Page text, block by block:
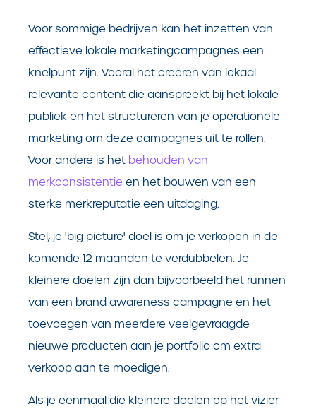
Voor sommige bedrijven kan het inzetten van
effectieve lokale marketingcampagnes een
knelpunt zijn. Vooral het creëren van lokaal
relevante content die aanspreekt bij het lokale
publiek en het structureren van je operationele
marketing om deze campagnes uit te rollen.
Voor andere is het behouden van
merkconsistentie en het bouwen van een
sterke merkreputatie een uitdaging.
Stel, je 'big picture' doel is om je verkopen in de
komende 12 maanden te verdubbelen. Je
kleinere doelen zijn dan bijvoorbeeld het runnen
van een brand awareness campagne en het
toevoegen van meerdere veelgevraagde
nieuwe producten aan je portfolio om extra
verkoop aan te moedigen.
Als je eenmaal die kleinere doelen op het vizier